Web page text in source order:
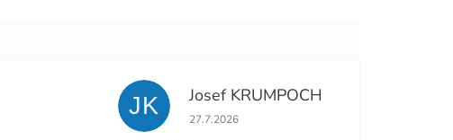
je 5 z 5 hvězdiček.
JK Josef KRUMPOCH
Hodnocení obchodu je 5 z 5 hvězdiček.
27.7.2026